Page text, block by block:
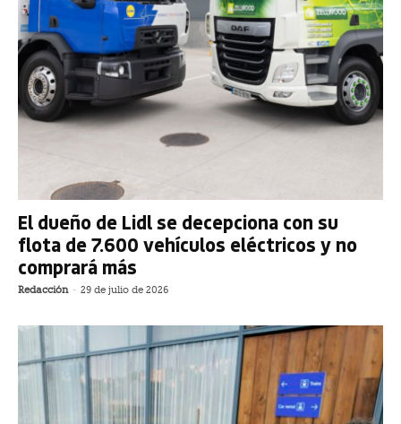
El dueño de Lidl se decepciona con su
flota de 7.600 vehículos eléctricos y no
comprará más
Redacción - 29 de julio de 2026